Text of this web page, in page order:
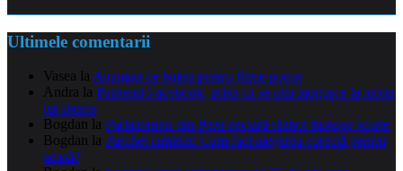
Ultimele comentarii
Vasea la Angajari de baieti pentru filme porno
Andra la Patronul Facebook, prins ca se uita languros la iubita
lui Bezos
Bogdan la Parlamentul din Peru declară război fustelor scurte
Bogdan la Parchet laminat: Cum faci alegerea corectă pentru
acasă?